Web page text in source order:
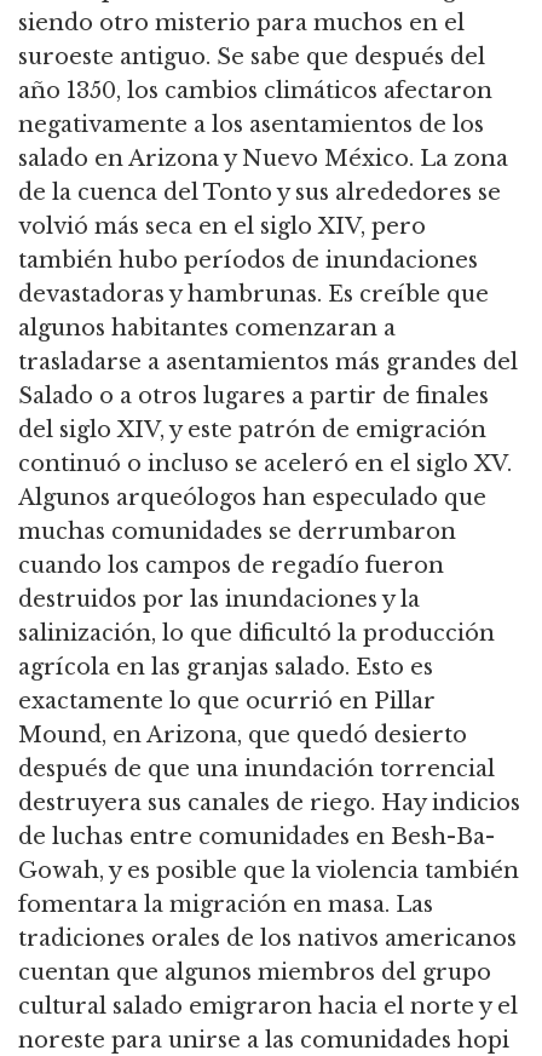
siendo otro misterio para muchos en el
suroeste antiguo. Se sabe que después del
año 1350, los cambios climáticos afectaron
negativamente a los asentamientos de los
salado en Arizona y Nuevo México. La zona
de la cuenca del Tonto y sus alrededores se
volvió más seca en el siglo XIV, pero
también hubo períodos de inundaciones
devastadoras y hambrunas. Es creíble que
algunos habitantes comenzaran a
trasladarse a asentamientos más grandes del
Salado o a otros lugares a partir de finales
del siglo XIV, y este patrón de emigración
continuó o incluso se aceleró en el siglo XV.
Algunos arqueólogos han especulado que
muchas comunidades se derrumbaron
cuando los campos de regadío fueron
destruidos por las inundaciones y la
salinización, lo que dificultó la producción
agrícola en las granjas salado. Esto es
exactamente lo que ocurrió en Pillar
Mound, en Arizona, que quedó desierto
después de que una inundación torrencial
destruyera sus canales de riego. Hay indicios
de luchas entre comunidades en Besh-Ba-
Gowah, y es posible que la violencia también
fomentara la migración en masa. Las
tradiciones orales de los nativos americanos
cuentan que algunos miembros del grupo
cultural salado emigraron hacia el norte y el
noreste para unirse a las comunidades hopi